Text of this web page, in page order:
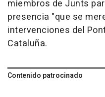
miembros de Junts
presencia "que se
intervenciones del
Cataluña.
Contenido patrocinado